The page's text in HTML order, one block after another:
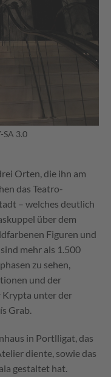
SA 3.0
Orten, die ihn am
das Teatro-
– welches deutlich
über dem
Figuren und
mehr als 1.500
zu sehen,
und der
Krypta unter der
Grab.
in Portlligat, das
diente, sowie das
gestaltet hat.